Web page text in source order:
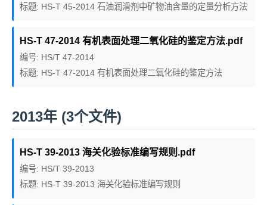
标题: HS-T 45-2014 石油润滑剂中矿物油含量的定量分析方法
HS-T 47-2014 有机表面处理二氧化硅的鉴定方法.pdf
编号: HS/T 47-2014
标题: HS-T 47-2014 有机表面处理二氧化硅的鉴定方法
2013年 (3个文件)
HS-T 39-2013 海关化验标准编写规则.pdf
编号: HS/T 39-2013
标题: HS-T 39-2013 海关化验标准编写规则